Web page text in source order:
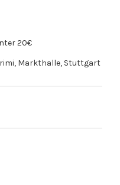
20€
, Markthalle, Stuttgart